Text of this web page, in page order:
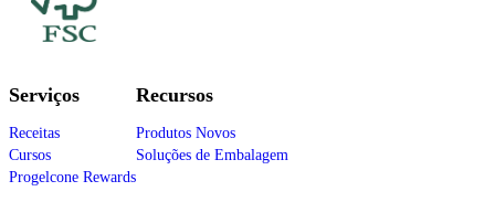
Serviços
Receitas
Cursos
Progelcone Rewards
Recursos
Produtos Novos
Soluções de Embalagem